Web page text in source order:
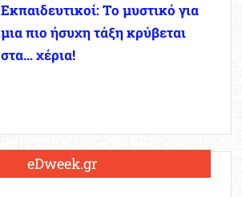
Εκπαιδευτικοί: Το μυστικό για
μια πιο ήσυχη τάξη κρύβεται
στα… χέρια!
eDweek.gr